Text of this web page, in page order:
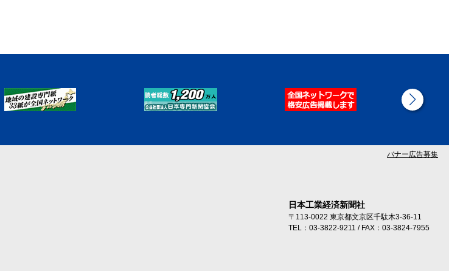
バナー広告募集
日本工業経済新聞社
〒113-0022 東京都文京区千駄木3-36-11
TEL：03-3822-9211 / FAX：03-3824-7955